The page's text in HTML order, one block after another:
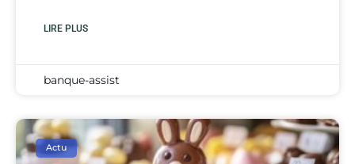
LIRE PLUS
banque-assist
Actu